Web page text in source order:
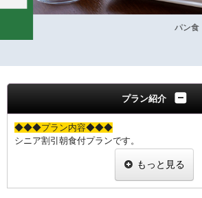
プラン紹介
◆◆◆プラン内容◆◆◆
シニア割引朝食付プランです。
※チェックイン時に年齢確認のできる証明書
もっと見る